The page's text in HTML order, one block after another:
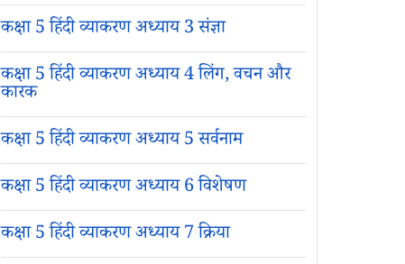
कक्षा 5 हिंदी व्याकरण अध्याय 3 संज्ञा
कक्षा 5 हिंदी व्याकरण अध्याय 4 लिंग, वचन और
कारक
कक्षा 5 हिंदी व्याकरण अध्याय 5 सर्वनाम
कक्षा 5 हिंदी व्याकरण अध्याय 6 विशेषण
कक्षा 5 हिंदी व्याकरण अध्याय 7 क्रिया